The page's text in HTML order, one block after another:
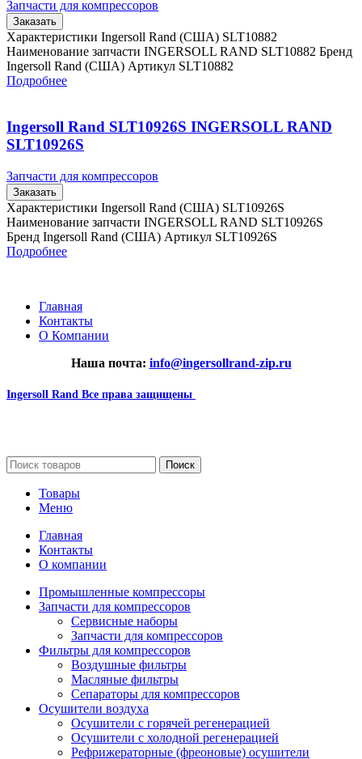
Запчасти для компрессоров
Заказать
Характеристики Ingersoll Rand (США) SLT10882
Наименование запчасти INGERSOLL RAND SLT10882 Бренд
Ingersoll Rand (США) Артикул SLT10882
Подробнее
Ingersoll Rand SLT10926S INGERSOLL RAND
SLT10926S
Запчасти для компрессоров
Заказать
Характеристики Ingersoll Rand (США) SLT10926S
Наименование запчасти INGERSOLL RAND SLT10926S
Бренд Ingersoll Rand (США) Артикул SLT10926S
Подробнее
Главная
Контакты
О Компании
Наша почта: info@ingersollrand-zip.ru
Ingersoll Rand Все права защищены
Поиск
Товары
Меню
Главная
Контакты
О компании
Промышленные компрессоры
Запчасти для компрессоров
Сервисные наборы
Запчасти для компрессоров
Фильтры для компрессоров
Воздушные фильтры
Масляные фильтры
Сепараторы для компрессоров
Осушители воздуха
Осушители с горячей регенерацией
Осушители с холодной регенерацией
Рефрижераторные (фреоновые) осушители